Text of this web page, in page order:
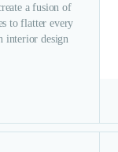
a fusion of
to flatter every
interior design